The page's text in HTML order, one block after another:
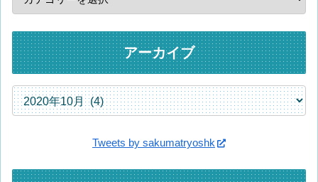
アーカイブ
Tweets by sakumatryoshk